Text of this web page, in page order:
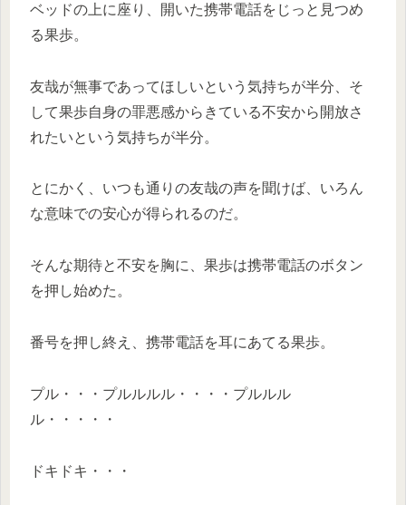
ベッドの上に座り、開いた携帯電話をじっと見つめ
る果歩。
友哉が無事であってほしいという気持ちが半分、そ
して果歩自身の罪悪感からきている不安から開放さ
れたいという気持ちが半分。
とにかく、いつも通りの友哉の声を聞けば、いろん
な意味での安心が得られるのだ。
そんな期待と不安を胸に、果歩は携帯電話のボタン
を押し始めた。
番号を押し終え、携帯電話を耳にあてる果歩。
プル・・・プルルルル・・・・プルルル
ル・・・・・
ドキドキ・・・